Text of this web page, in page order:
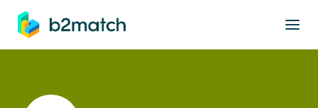
springen